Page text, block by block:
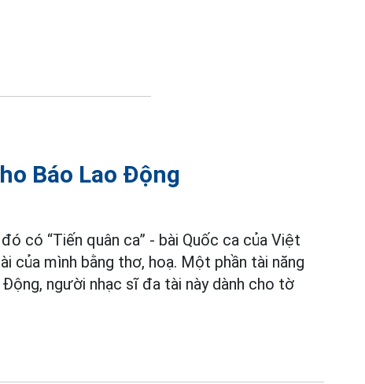
Báo Lao Động
có “Tiến quân ca” - bài Quốc ca của Việt
của mình bằng thơ, hoạ. Một phần tài năng
người nhạc sĩ đa tài này dành cho tờ